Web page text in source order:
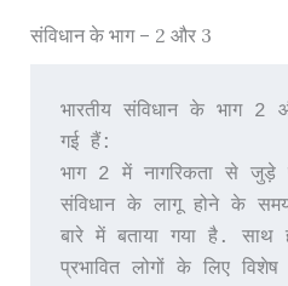
संविधान के भाग – 2 और 3
भारतीय संविधान के भाग
गई हैं:
भाग 2 में नागरिकता से जुड़े
संविधान के लागू होने के
बारे में बताया गया है.
प्रभावित लोगों के लिए